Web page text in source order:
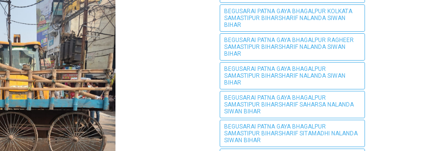
BEGUSARAI PATNA GAYA BHAGALPUR KOLKATA
SAMASTIPUR BIHARSHARIF NALANDA SIWAN
BIHAR
BEGUSARAI PATNA GAYA BHAGALPUR RAGHEER
SAMASTIPUR BIHARSHARIF NALANDA SIWAN
BIHAR
BEGUSARAI PATNA GAYA BHAGALPUR
SAMASTIPUR BIHARSHARIF NALANDA SIWAN
BIHAR
BEGUSARAI PATNA GAYA BHAGALPUR
SAMASTIPUR BIHARSHARIF SAHARSA NALANDA
SIWAN BIHAR
BEGUSARAI PATNA GAYA BHAGALPUR
SAMASTIPUR BIHARSHARIF SITAMADHI NALANDA
SIWAN BIHAR